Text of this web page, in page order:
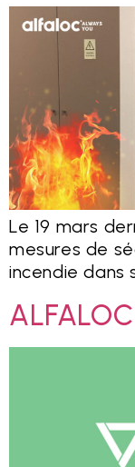
Le 19 mars
mesures de
incendie dans